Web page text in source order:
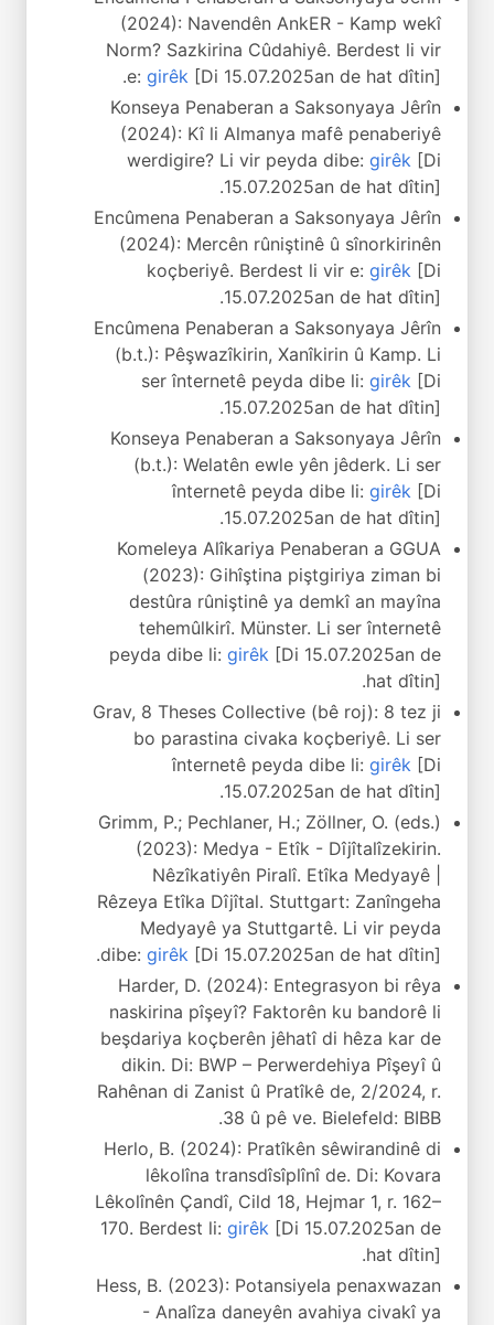
(2024): Navendên AnkER - Kamp wekî
Norm? Sazkirina Cûdahiyê. Berdest li vir
e: girêk [Di 15.07.2025an de hat dîtin].
Konseya Penaberan a Saksonyaya Jêrîn
(2024): Kî li Almanya mafê penaberiyê
werdigire? Li vir peyda dibe: girêk [Di
15.07.2025an de hat dîtin].
Encûmena Penaberan a Saksonyaya Jêrîn
(2024): Mercên rûniştinê û sînorkirinên
koçberiyê. Berdest li vir e: girêk [Di
15.07.2025an de hat dîtin].
Encûmena Penaberan a Saksonyaya Jêrîn
(b.t.): Pêşwazîkirin, Xanîkirin û Kamp. Li
ser înternetê peyda dibe li: girêk [Di
15.07.2025an de hat dîtin].
Konseya Penaberan a Saksonyaya Jêrîn
(b.t.): Welatên ewle yên jêderk. Li ser
înternetê peyda dibe li: girêk [Di
15.07.2025an de hat dîtin].
Komeleya Alîkariya Penaberan a GGUA
(2023): Gihîştina piştgiriya ziman bi
destûra rûniştinê ya demkî an mayîna
tehemûlkirî. Münster. Li ser înternetê
peyda dibe li: girêk [Di 15.07.2025an de
hat dîtin].
Grav, 8 Theses Collective (bê roj): 8 tez ji
bo parastina civaka koçberiyê. Li ser
înternetê peyda dibe li: girêk [Di
15.07.2025an de hat dîtin].
Grimm, P.; Pechlaner, H.; Zöllner, O. (eds.)
(2023): Medya - Etîk - Dîjîtalîzekirin.
Nêzîkatiyên Piralî. Etîka Medyayê |
Rêzeya Etîka Dîjîtal. Stuttgart: Zanîngeha
Medyayê ya Stuttgartê. Li vir peyda
dibe: girêk [Di 15.07.2025an de hat dîtin].
Harder, D. (2024): Entegrasyon bi rêya
naskirina pîşeyî? Faktorên ku bandorê li
beşdariya koçberên jêhatî di hêza kar de
dikin. Di: BWP – Perwerdehiya Pîşeyî û
Rahênan di Zanist û Pratîkê de, 2/2024, r.
38 û pê ve. Bielefeld: BIBB.
Herlo, B. (2024): Pratîkên sêwirandinê di
lêkolîna transdîsîplînî de. Di: Kovara
Lêkolînên Çandî, Cild 18, Hejmar 1, r. 162–
170. Berdest li: girêk [Di 15.07.2025an de
hat dîtin].
Hess, B. (2023): Potansiyela penaxwazan
- Analîza daneyên avahiya civakî ya